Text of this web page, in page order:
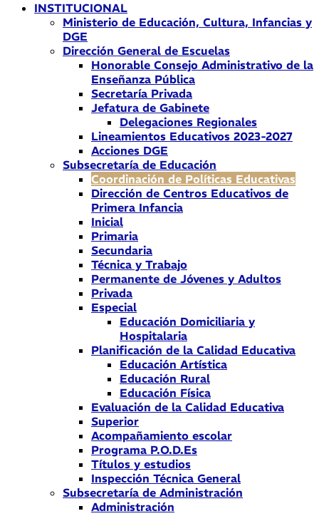
INSTITUCIONAL
Ministerio de Educación, Cultura, Infancias y
DGE
Dirección General de Escuelas
Honorable Consejo Administrativo de la
Enseñanza Pública
Secretaría Privada
Jefatura de Gabinete
Delegaciones Regionales
Lineamientos Educativos 2023-2027
Acciones DGE
Subsecretaría de Educación
Coordinación de Políticas Educativas
Dirección de Centros Educativos de
Primera Infancia
Inicial
Primaria
Secundaria
Técnica y Trabajo
Permanente de Jóvenes y Adultos
Privada
Especial
Educación Domiciliaria y
Hospitalaria
Planificación de la Calidad Educativa
Educación Artística
Educación Rural
Educación Física
Evaluación de la Calidad Educativa
Superior
Acompañamiento escolar
Programa P.O.D.Es
Títulos y estudios
Inspección Técnica General
Subsecretaría de Administración
Administración